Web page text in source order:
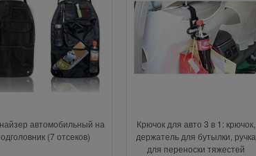
автомобильный на
(7 отсеков)
Крючок для авто 3 в 1: крючок,
держатель для бутылки, ручка
для переноски тяжестей